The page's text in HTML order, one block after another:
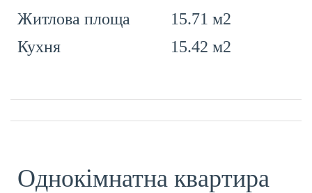
Житлова площа
15.71 м2
Кухня
15.42 м2
Однокімнатна квартира